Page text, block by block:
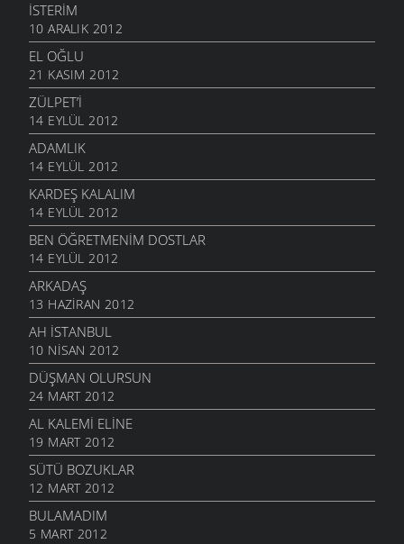
İSTERIM
10 ARALIK 2012
EL OĞLU
21 KASIM 2012
ZÜLPET’I
14 EYLÜL 2012
ADAMLIK
14 EYLÜL 2012
KARDEŞ KALALIM
14 EYLÜL 2012
BEN ÖĞRETMENIM DOSTLAR
14 EYLÜL 2012
ARKADAŞ
13 HAZIRAN 2012
AH İSTANBUL
10 NISAN 2012
DÜŞMAN OLURSUN
24 MART 2012
AL KALEMI ELINE
19 MART 2012
SÜTÜ BOZUKLAR
12 MART 2012
BULAMADIM
5 MART 2012